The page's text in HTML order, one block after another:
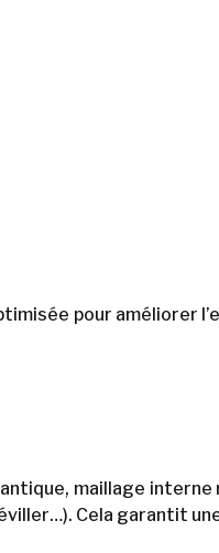
pour améliorer
maillage
Cela garantit